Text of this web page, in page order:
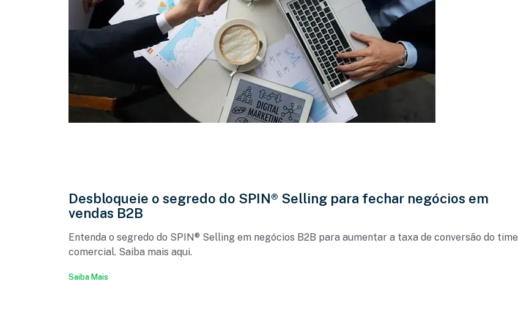
Desbloqueie o segredo do SPIN® Selling para fechar negócios em
vendas B2B
Entenda o segredo do SPIN® Selling em negócios B2B para aumentar a taxa de conversão do time
comercial. Saiba mais aqui.
Saiba Mais